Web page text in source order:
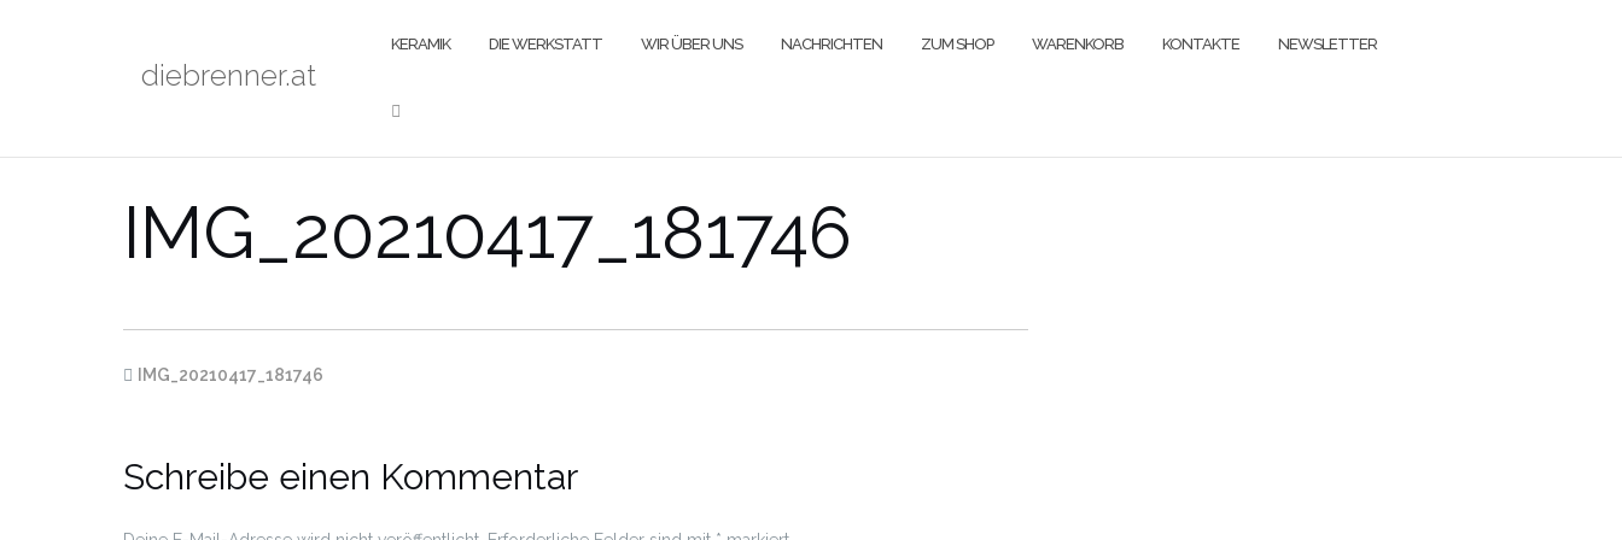
diebrenner.at
KERAMIK DIE WERKSTATT WIR ÜBER UNS NACHRICHTEN ZUM SHOP WARENKORB KONTAKTE NEWSLETTER
IMG_20210417_181746
IMG_20210417_181746
Schreibe einen Kommentar